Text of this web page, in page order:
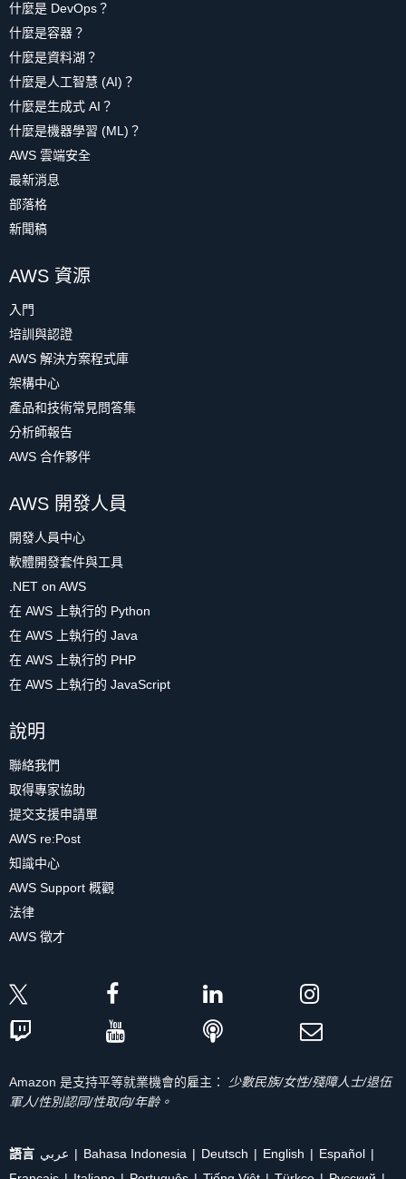
什麼是 DevOps？
什麼是容器？
什麼是資料湖？
什麼是人工智慧 (AI)？
什麼是生成式 AI？
什麼是機器學習 (ML)？
AWS 雲端安全
最新消息
部落格
新聞稿
AWS 資源
入門
培訓與認證
AWS 解決方案程式庫
架構中心
產品和技術常見問答集
分析師報告
AWS 合作夥伴
AWS 開發人員
開發人員中心
軟體開發套件與工具
.NET on AWS
在 AWS 上執行的 Python
在 AWS 上執行的 Java
在 AWS 上執行的 PHP
在 AWS 上執行的 JavaScript
說明
聯絡我們
取得專家協助
提交支援申請單
AWS re:Post
知識中心
AWS Support 概觀
法律
AWS 徵才
Amazon 是支持平等就業機會的雇主：
少數民族/女性/殘障人士/退伍
軍人/性別認同/性取向/年齡。
語言 عربي Bahasa Indonesia Deutsch English
Español